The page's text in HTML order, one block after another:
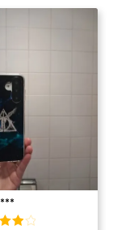
en het is prachtig!!